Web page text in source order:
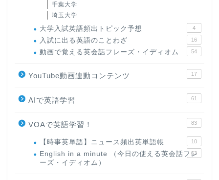
千葉大学
埼玉大学
大学入試英語頻出トピック予想 4
入試に出る英語のことわざ 16
動画で覚える英会話フレーズ・イディオム 54
YouTube動画連動コンテンツ 17
AIで英語学習 61
VOAで英語学習！ 83
【時事英単語】ニュース頻出英単語帳 10
English in a minute （今日の使える英会話フレ
ーズ・イディオム）
63